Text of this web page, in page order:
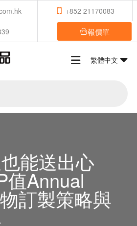
+852 21170083
報價單
繁體中文
能送出心
值Annual
訂製策略與